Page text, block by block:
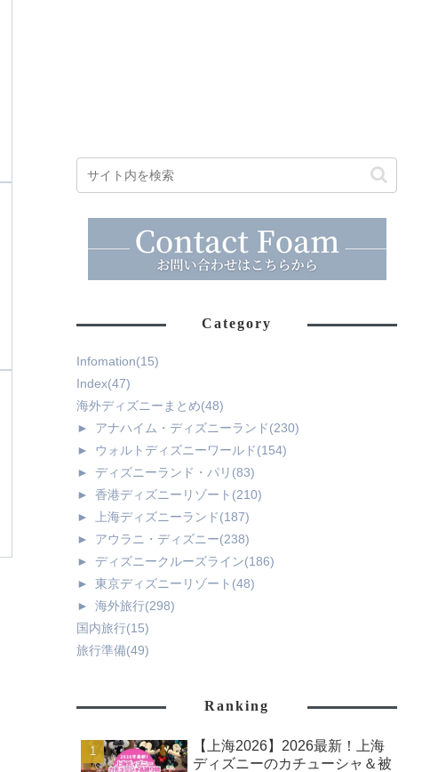
Category
Infomation(15)
Index(47)
海外ディズニーまとめ(48)
►
アナハイム・ディズニーランド(230)
►
ウォルトディズニーワールド(154)
►
ディズニーランド・パリ (83)
►
香港ディズニーリゾート (210)
►
上海ディズニーランド(187)
►
アウラニ・ディズニー(238)
►
ディズニークルーズライン(186)
►
東京ディズニーリゾート (48)
►
海外旅行(298)
国内旅行(15)
旅行準備(49)
Ranking
【上海2026】2026最新！上海
ディズニーのカチューシャ＆被